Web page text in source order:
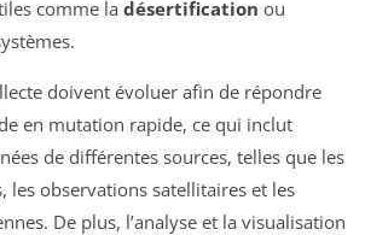
comme la désertification ou
doivent évoluer afin de répondre
en mutation rapide, ce qui inclut
de différentes sources, telles que les
les observations satellitaires et les
De plus, l’analyse et la visualisation